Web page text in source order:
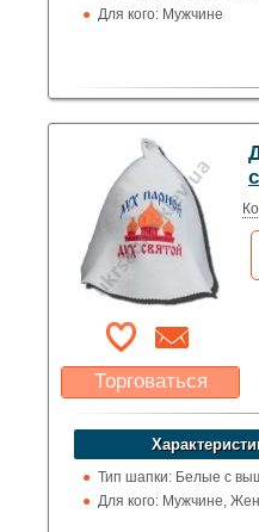
Для кого: Мужчине
Торговаться
Какая цена Вас
устроит?
Указать цену
Тип шапки: Белые с
Для кого: Мужчине,